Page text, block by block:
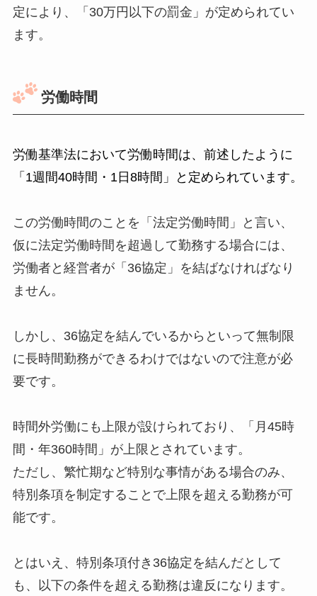
定により、「30万円以下の罰金」が定められてい
ます。
労働時間
労働基準法において労働時間は、前述したように
「1週間40時間・1日8時間」と定められています。
この労働時間のことを「法定労働時間」と言い、
仮に法定労働時間を超過して勤務する場合には、
労働者と経営者が「36協定」を結ばなければなり
ません。
しかし、36協定を結んでいるからといって無制限
に長時間勤務ができるわけではないので注意が必
要です。
時間外労働にも上限が設けられており、「月45時
間・年360時間」が上限とされています。
ただし、繁忙期など特別な事情がある場合のみ、
特別条項を制定することで上限を超える勤務が可
能です。
とはいえ、特別条項付き36協定を結んだとして
も、以下の条件を超える勤務は違反になります。